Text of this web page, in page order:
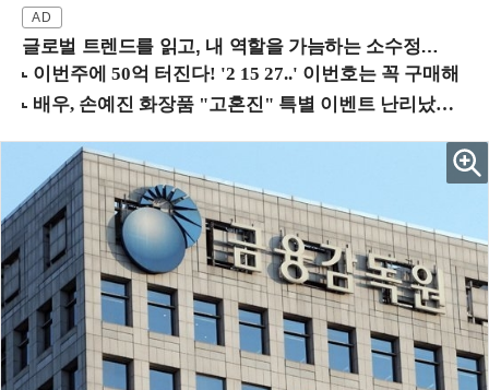
글로벌 트렌드를 읽고, 내 역할을 가늠하는 소수정예 실습 워크숍 (8/28 신논현역)